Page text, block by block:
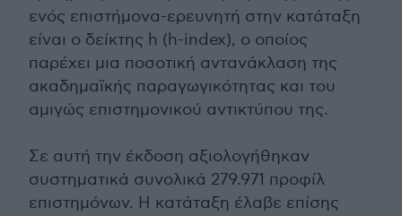
ενός επιστήμονα-ερευνητή στην κατάταξη
είναι ο δείκτης h (h-index), ο οποίος
παρέχει μια ποσοτική αντανάκλαση της
ακαδημαϊκής παραγωγικότητας και του
αμιγώς επιστημονικού αντικτύπου της.
Σε αυτή την έκδοση αξιολογήθηκαν
συστηματικά συνολικά 279.971 προφίλ
επιστημόνων. Η κατάταξη έλαβε επίσης